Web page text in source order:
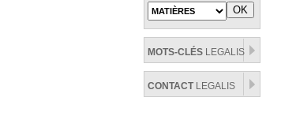
MOTS-CLÉS LEGALIS
CONTACTLEGALIS